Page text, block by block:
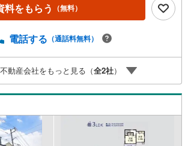
を無料で付保します。◇リフォームもグループ会
でお待ちしてます。◇提携FPへの無料個別相談サ
スは並列2台可能で、吹抜けやWICなどこだわり
住まい。
料をもらう （無料）
電話する （通話料無料）
動産会社をもっと見る（全2社）